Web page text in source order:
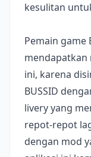
kesulitan
Pemain game
mendapatkan
ini, karena
BUSSID
livery yang
repot-repot
dengan mod